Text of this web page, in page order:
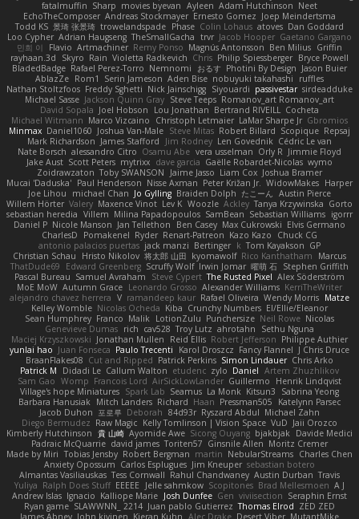
fatalmuffin Sharp movies byevan Ayleen Adam Hutchinson Neet
EchoTheComposer Andreas Stockmayer Ernesto Gomez Joep Meindertsma
Todd KS 景琦 张景琦 trowelandspade Phase Colin Lohaus atoves Dan Goddard
Loo Cypher Adrian Haugseng TheSmallGacha trvr Jacob Hooper Gaetano Gargano
민희 이
Flavio Artmachiner Remy Ponso Magnús Antonsson Ben Milius Griffin
rayhaan.3d
Skyro Rain Violetta Radkevich Chris Philip Spiessberger Bryce Powell
BladedBadge Rafael Perez-Torro Nemnomi おるす Photini By Design Jason Buier
AblazZe Rom1 Serin Jameson Aden Bise nobuyuki takahashi
ruffles
Nathan Stoltzfoos Freddy Sghetti Nick Jainschigg Siyouardi passivestar sirdeadduke
Michael Sasse Jackson Quinn Gray Steve Teeps Romanov_art Romanov_art
David Sopala Joel Hobson Lou Jonathan Bertrand RIVEILL
Cocheta
Michael Witmann Marco Vizcaino Christoph Letmaier LaMar Sharpe Jr Gbromios
Minmax Daniel1060 Joshua Van-Male Steve Mitas Robert Billard Scopique Repsaj
Mark Richardson James Stafford Jim Rodney Len Govednik Cédric Le van
Nate Borsch alessandro Citro Osamu Abe vera usselman Orly R Jimmie Floyd
Jake Aust Scott Peters mytrixx dave garcia Gaëlle Robardet-Nicolas wymo
Zoidrawzaton Toby SWANSON Jaime Jasso Liam Cox Joshua Bramer
Mucai 'Daduska' Paul Henderson Nisse Axman Peter Križan Jr. WidowMakes Harper
Joe Lihou
michael Chan Jo Gylling Braiden Dolph たこーん
Austin Pierce
Willem Hörter Valery Maxence Vinot Lev K Woozle Ackley Tanya Krzywinska Gorto
sebastian heredia Villem Milina Papadopoulos SamBean Sebastian Williams igorrr
Daniel P Nicole Manson Jan Tellethon Ben Casey Max Cukrowski Elvis Germano
CharlesD
Pomakenel Ryder Renart-Patreon Kazo Kazo
Chuck CG
antonio palacios puertas jack manzi Bertinger k Tom Kayakson GP
Christian Schau
Hristo Nikolov 将太郎 山田 kyomawolf Rico Kanthatham
Marcus
ThatDude69
Edward Greenberg Scruffy Wolf Irwin Jomar 曜萌 石 Stephen Griffith
Pascal Bureau Samuel Avraham Steve Cypert The Rusted Pixel Alex Söderström
MoE MoW Autumn Grace Leonardo Grosso Alexander Williams KerriTheWriter
alejandro chavez herrera V ramandeep kaur Rafael Oliveira Wendy Morris Matze
Kelley Womble Nicolas Ocheda Kiba Crunchy Numbers El/Ellie/Eleanor
Sean Humphrey Franco Malik LotionZulu Punchersize Neil Rowe Nicolas
Genevieve Dumas rich cav528 Troy Lutz ahrotahn
Sethu Nguna
Maciej Krzyszkowski Jonathan Mullen Reid Ellis Robert Jefferson Philippe Authier
yunlai hao Juan Fonseca Paulo Trecenti Karol Droszcz Fancy Flannel J Chris Druce
BraanFlakes08 Cut and Ripped Patrick Perkins Simon Lindauer Chris Arko
Patrick M
Didadi Le Callum Walton etudenc zylo Daniel Artem Zhuzhlikov
Sam Gao Womp Francois Lord AirSickLowLander Guillermo
Henrik Lindqvist
Village's hope Miniatures Spark Lab Seamus La Monk Kitsun3
Sabrina Yeong
Barbara Hanusiak
Mitch Landers Richard Haan Pressman505
Katelynn Parsec
Jacob Duhon 포로루 Deborah 84d93r Ryszard Abdul Michael Zahn
Diego Bermudez Raw Magic Kelly Tomlinson | Vision Space VuD Jaii Orozco
Kimberly Hutchinson 貴 山崎 Ayomide Awe Sicong Ouyang bjakbjak
Davide Medici
Padraic McQuarrie david james Toriten57 Ginsnile Allen Moritz Cremer
Made by Miri Tobias Jensby Robert Bergman martin NebularStreams Charles Chen
Anxiety Opossum Carlos Esplugues Jim Kneuper sebastian botero
Almantas Vasiliauskas Tess Cornwall Rahul Chandwaney Austin Durban Travis
Yuliya Ralph Does Stuff EEEEE Jelle sahmkow Scopitones Brad Mellesmoen A J
Andrew Islas Ignacio Kalliope Marie Josh Dunfee Gen viviisection Seraphin Ernst
Ryan game SLAWWNN_ 2214 Juan pablo Gutierrez Thomas Elrod ZED ZED
James Abney John kivinen Kieran Kuhn Alec Drake Desert Viber MutantMike